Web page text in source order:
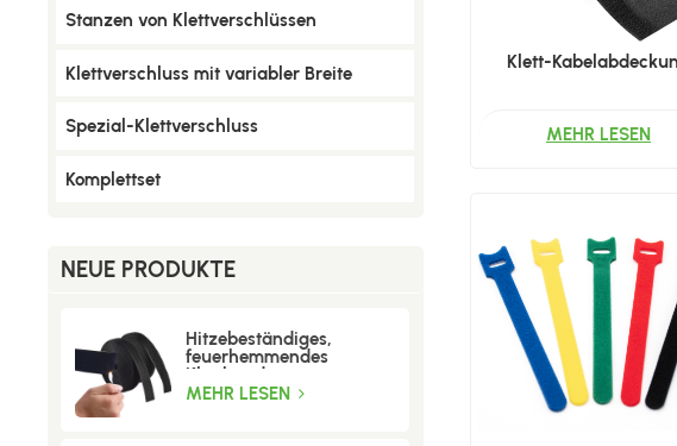
Stanzen von Klettverschlüssen
Klettverschluss mit variabler Breite
Spezial-Klettverschluss
Komplettset
NEUE PRODUKTE
Hitzebeständiges,
feuerhemmendes
Klettband
MEHR LESEN
Klett-
MEHR LESEN